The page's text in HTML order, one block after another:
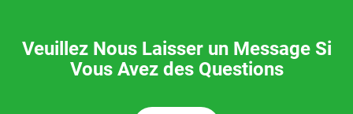
Veuillez Nous Laisser un Message Si
Vous Avez des Questions